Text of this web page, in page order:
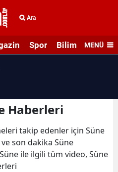
Ara
Spor Bilim veMENÜ
Haberleri
takip edenler için Süne
son dakika Süne
ile ilgili tüm video, Süne